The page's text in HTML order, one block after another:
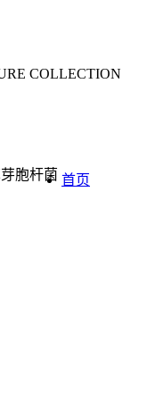
COLLECTION
胞杆菌 首页